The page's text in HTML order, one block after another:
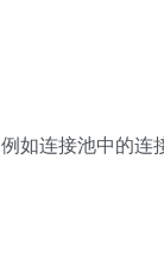
如连接池中的连